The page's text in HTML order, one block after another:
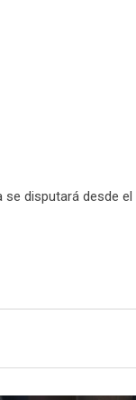
se disputará desde el